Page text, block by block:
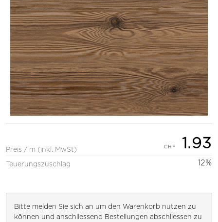
Preis / m (inkl. MwSt) 1.93
Teuerungszuschlag 12%
Bitte melden Sie sich an um den Warenkorb nutzen zu
können und anschliessend Bestellungen abschliessen zu